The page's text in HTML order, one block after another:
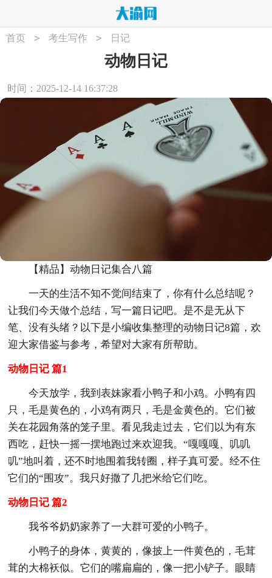
首页 > 考生写作 > 日记
动物日记
时间：2025-12-14 16:37:28
【精品】动物日记集合八篇
一天的生活不知不觉间结束了，你有什么总结呢？
让我们今天做个总结，写一篇日记吧。是不是无从下
笔、没有头绪？以下是小编收集整理的动物日记8篇，欢
迎大家借鉴与参考，希望对大家有所帮助。
动物日记 篇1
今天放学，我到表妹家看小鸭子和小鸡。小鸭有四
只，毛是黄色的，小鸡有两只，毛是金黄色的。它们被
关在花园角落的笼子里。看见我走过去，它们以为有东
西吃，赶快一摇一摆地跑过来欢迎我。“嘎嘎嘎、叽叽
叽”地叫着，还不时地围着我转圈，样子真可爱。经不住
它们的“围攻”。我只好撒了几把米给它们吃。
动物日记 篇2
我爷爷奶奶家养了一大群可爱的小鸭子。
小鸭子的身体，黄黄的，像披上一件黄色的，毛茸
茸的大棉袄似。它们的嘴扁扁的，像一把小铲子。眼睛